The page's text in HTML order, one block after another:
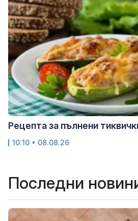
Рецепта за пълнени
10:10 • 08.08.26
Последни